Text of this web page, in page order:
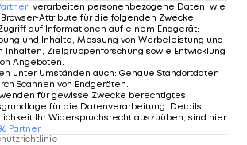
verarbeiten personenbezogene Daten, wie
Attribute für die folgenden Zwecke:
auf Informationen auf einem Endgerät;
und Inhalte, Messung von Werbeleistung und
Inhalten, Zielgruppenforschung sowie Entwicklung
Angeboten.
unter Umständen auch: Genaue Standortdaten
Scannen von Endgeräten.
für gewisse Zwecke berechtigtes
für die Datenverarbeitung. Details
Ihr Widerspruchsrecht auszuüben, sind hier
Partner